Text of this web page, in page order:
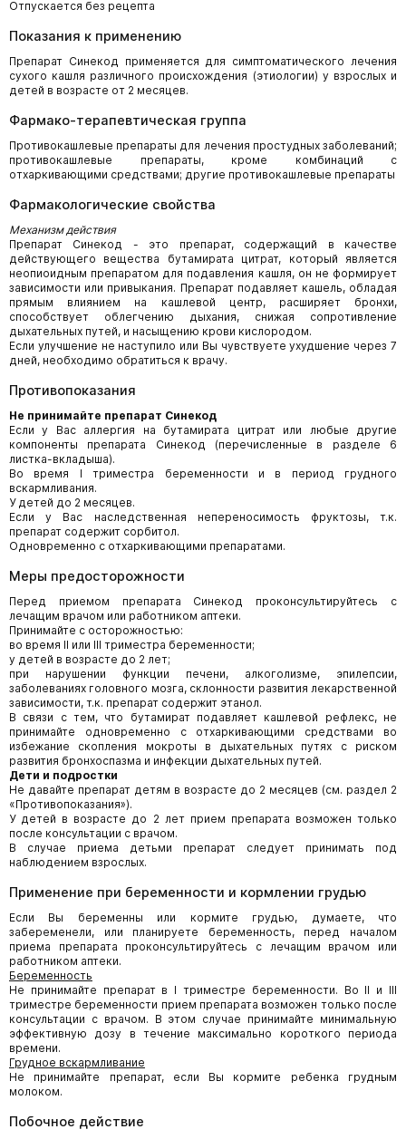
Отпускается без рецепта
Показания к применению
Препарат Синекод применяется для симптоматического лечения
сухого кашля различного происхождения (этиологии) у взрослых и
детей в возрасте от 2 месяцев.
Фармако-терапевтическая группа
Противокашлевые препараты для лечения простудных заболеваний;
противокашлевые препараты, кроме комбинаций с
отхаркивающими средствами; другие противокашлевые препараты
Фармакологические свойства
Механизм действия
Препарат Синекод - это препарат, содержащий в качестве
действующего вещества бутамирата цитрат, который является
неопиоидным препаратом для подавления кашля, он не формирует
зависимости или привыкания. Препарат подавляет кашель, обладая
прямым влиянием на кашлевой центр, расширяет бронхи,
способствует облегчению дыхания, снижая сопротивление
дыхательных путей, и насыщению крови кислородом.
Если улучшение не наступило или Вы чувствуете ухудшение через 7
дней, необходимо обратиться к врачу.
Противопоказания
Не принимайте препарат Синекод
Если у Вас аллергия на бутамирата цитрат или любые другие
компоненты препарата Синекод (перечисленные в разделе 6
листка-вкладыша).
Во время I триместра беременности и в период грудного
вскармливания.
У детей до 2 месяцев.
Если у Вас наследственная непереносимость фруктозы, т.к.
препарат содержит сорбитол.
Одновременно с отхаркивающими препаратами.
Меры предосторожности
Перед приемом препарата Синекод проконсультируйтесь с
лечащим врачом или работником аптеки.
Принимайте с осторожностью:
во время II или III триместра беременности;
у детей в возрасте до 2 лет;
при нарушении функции печени, алкоголизме, эпилепсии,
заболеваниях головного мозга, склонности развития лекарственной
зависимости, т.к. препарат содержит этанол.
В связи с тем, что бутамират подавляет кашлевой рефлекс, не
принимайте одновременно с отхаркивающими средствами во
избежание скопления мокроты в дыхательных путях с риском
развития бронхоспазма и инфекции дыхательных путей.
Дети и подростки
Не давайте препарат детям в возрасте до 2 месяцев (см. раздел 2
«Противопоказания»).
У детей в возрасте до 2 лет прием препарата возможен только
после консультации с врачом.
В случае приема детьми препарат следует принимать под
наблюдением взрослых.
Применение при беременности и кормлении грудью
Если Вы беременны или кормите грудью, думаете, что
забеременели, или планируете беременность, перед началом
приема препарата проконсультируйтесь с лечащим врачом или
работником аптеки.
Беременность
Не принимайте препарат в I триместре беременности. Во II и III
триместре беременности прием препарата возможен только после
консультации с врачом. В этом случае принимайте минимальную
эффективную дозу в течение максимально короткого периода
времени.
Грудное вскармливание
Не принимайте препарат, если Вы кормите ребенка грудным
молоком.
Побочное действие